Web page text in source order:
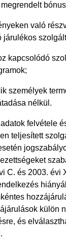
való
járulékos
kapcsolódó
személyek
nélkül.
felvétele
teljesített
C. és 2003. évi
külön
és